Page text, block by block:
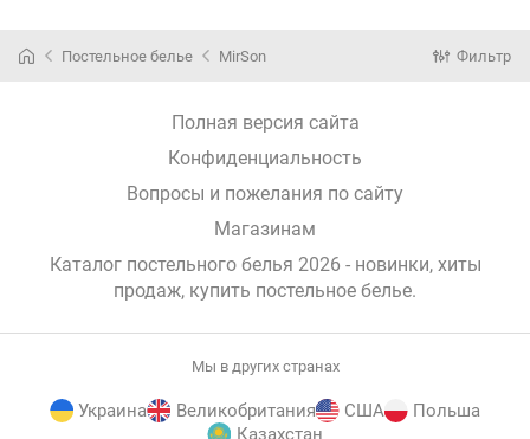
Ranforce Elite
Постельное белье MirSon Фильтр
Полная версия сайта
Конфиденциальность
Вопросы и пожелания по сайту
Магазинам
Каталог постельного белья 2026 - новинки, хиты
продаж, купить постельное белье.
Мы в других странах
Украина Великобритания США
Польша
Казахстан